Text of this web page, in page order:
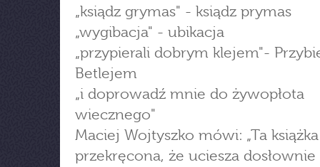
„ksiądz grymas" - ksiądz prymas
„wygibacja" - ubikacja
„przypierali dobrym klejem"-
Betlejem
„i doprowadź mnie do żywopłota
wiecznego"
Maciej Wojtyszko mówi: „Ta
przekręcona, że uciesza